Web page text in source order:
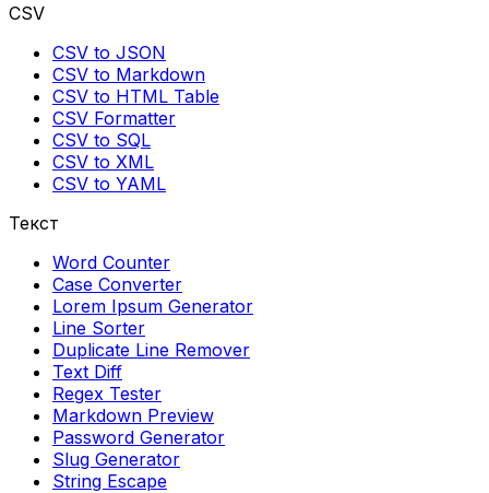
CSV
CSV to JSON
CSV to Markdown
CSV to HTML Table
CSV Formatter
CSV to SQL
CSV to XML
CSV to YAML
Текст
Word Counter
Case Converter
Lorem Ipsum Generator
Line Sorter
Duplicate Line Remover
Text Diff
Regex Tester
Markdown Preview
Password Generator
Slug Generator
String Escape